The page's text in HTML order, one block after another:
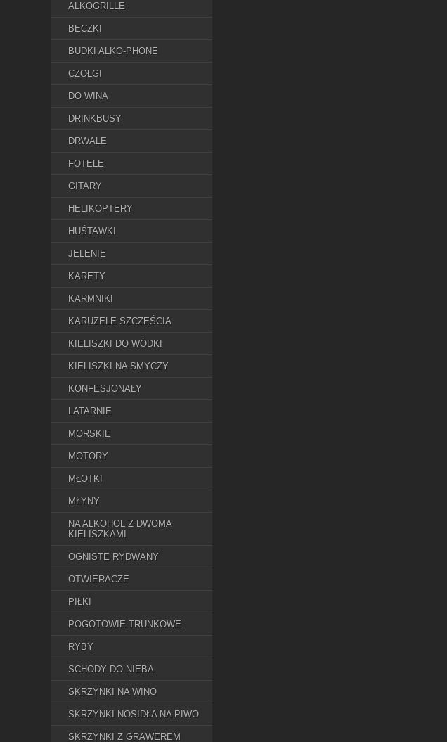
ALKOGRILLE
BECZKI
BUDKI ALKO-PHONE
CZOŁGI
DO WINA
DRINKBUSY
DRWALE
FOTELE
GITARY
HELIKOPTERY
HUŚTAWKI
JELENIE
KARETY
KARMNIKI
KARUZELE SZCZĘŚCIA
KIELISZKI DO WÓDKI
KIELISZKI NA SMYCZY
KONFESJONAŁY
LATARNIE
MORSKIE
MOTORY
MŁOTKI
MŁYNY
NA ALKOHOL Z DWOMA
KIELISZKAMI
OGNISTE RYDWANY
OTWIERACZE
PIŁKI
POGOTOWIE TRUNKOWE
RYBY
SCHODY DO NIEBA
SKRZYNKI NA WINO
SKRZYNKI NOSIDŁA NA PIWO
SKRZYNKI Z GRAWEREM